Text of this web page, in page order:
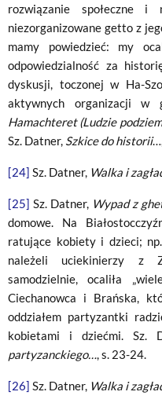
rozwiązanie społeczne i
niezorganizowane getto z
mamy powiedzieć: my
odpowiedzialność za
dyskusji, toczonej w Ha-
aktywnych organizacji w
Hamachteret (Ludzie
Sz. Datner, Szkice do historii
[24] Sz. Datner, Walka i
[25] Sz. Datner, Wypad z
domowe. Na
ratujące kobiety i dzieci;
należeli uciekinierzy z
samodzielnie, ocaliła
Ciechanowca i Brańska,
oddziałem partyzantki
kobietami i dziećmi. Sz.
partyzanckiego…, s. 23-24.
[26] Sz. Datner, Walka i